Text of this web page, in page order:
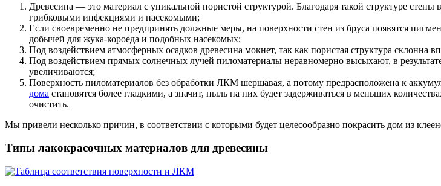
Древесина — это материал с уникальной пористой структурой. Благодаря такой структуре
грибковыми инфекциями и насекомыми;
Если своевременно не предпринять должные меры, на поверхности стен из бруса появятся
добычей для жука-короеда и подобных насекомых;
Под воздействием атмосферных осадков древесина мокнет, так как пористая структура склонна
Под воздействием прямых солнечных лучей пиломатериалы неравномерно высыхают, в
увеличиваются;
Поверхность пиломатериалов без обработки ЛКМ шершавая, а потому предрасположена к
дома становятся более гладкими, а значит, пыль на них будет задерживаться в меньших
очистить.
Мы привели несколько причин, в соответствии с которыми будет целесообразно покрасить дом из
Типы лакокрасочных материалов для древесины